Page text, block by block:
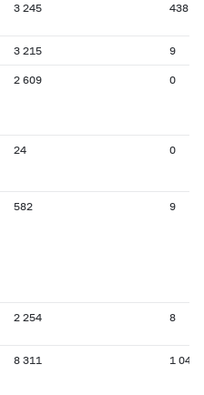
3 245 438
3 215 9
2 609 0
24 0
582 9
2 254 8
8 311 1 045